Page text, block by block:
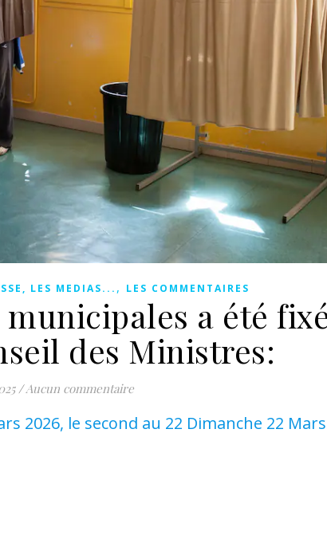
LES MEDIAS... , LES COMMENTAIRES
a été
des Ministres:
/Aucun commentaire
2026, le second au 22 Dimanche 22